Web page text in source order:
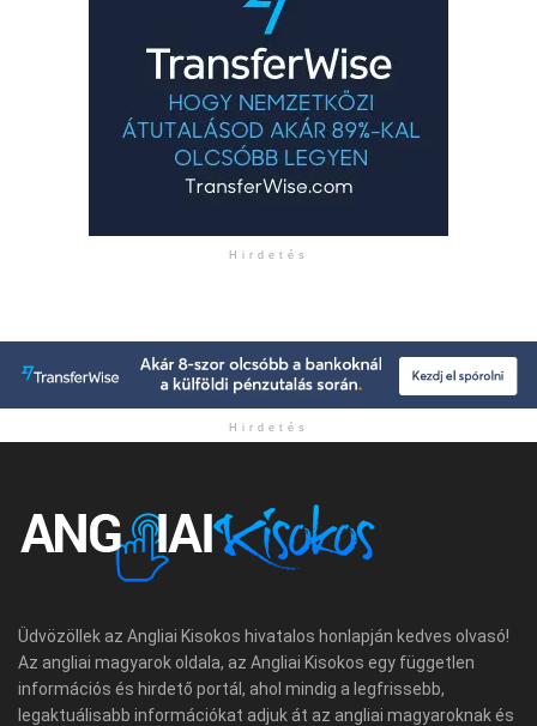
Hirdetés
Hirdetés
Üdvözöllek az Angliai Kisokos hivatalos honlapján kedves olvasó!
Az angliai magyarok oldala, az Angliai Kisokos egy független
információs és hirdető portál, ahol mindig a legfrissebb,
legaktuálisabb információkat adjuk át az angliai magyaroknak és